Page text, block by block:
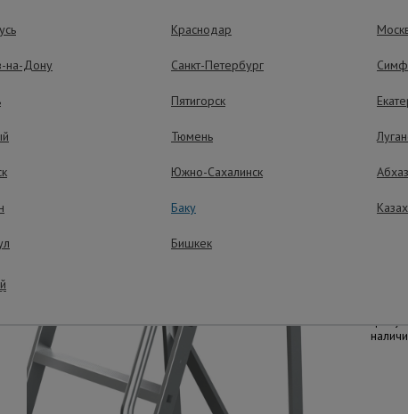
преимущества – эффективная работа
2
Краснодар
на-Дону Санкт-Петербург
Пятигорск
Тюмень
Южно-Сахалинск
Баку
Бишкек